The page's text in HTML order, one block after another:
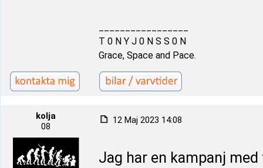
T 0 N Y J 0 N S S 0 N
Grace, Space and Pace.
kolja
08
12 Maj 2023 14:08
Jag har en kampanj